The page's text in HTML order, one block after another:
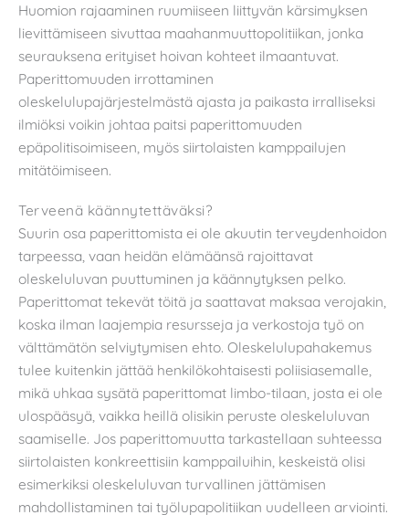
Huomion rajaaminen ruumiiseen liittyvän kärsimyksen
lievittämiseen sivuttaa maahanmuuttopolitiikan, jonka
seurauksena erityiset hoivan kohteet ilmaantuvat.
Paperittomuuden irrottaminen
oleskelulupajärjestelmästä ajasta ja paikasta irralliseksi
ilmiöksi voikin johtaa paitsi paperittomuuden
epäpolitisoimiseen, myös siirtolaisten kamppailujen
mitätöimiseen.
Terveenä käännytettäväksi?
Suurin osa paperittomista ei ole akuutin terveydenhoidon
tarpeessa, vaan heidän elämäänsä rajoittavat
oleskeluluvan puuttuminen ja käännytyksen pelko.
Paperittomat tekevät töitä ja saattavat maksaa verojakin,
koska ilman laajempia resursseja ja verkostoja työ on
välttämätön selviytymisen ehto. Oleskelulupahakemus
tulee kuitenkin jättää henkilökohtaisesti poliisiasemalle,
mikä uhkaa sysätä paperittomat limbo-tilaan, josta ei ole
ulospääsyä, vaikka heillä olisikin peruste oleskeluluvan
saamiselle. Jos paperittomuutta tarkastellaan suhteessa
siirtolaisten konkreettisiin kamppailuihin, keskeistä olisi
esimerkiksi oleskeluluvan turvallinen jättämisen
mahdollistaminen tai työlupapolitiikan uudelleen arviointi.